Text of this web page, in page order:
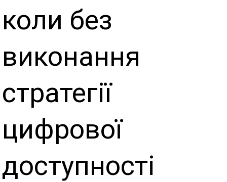
коли без
виконання
стратегії
цифрової
доступності